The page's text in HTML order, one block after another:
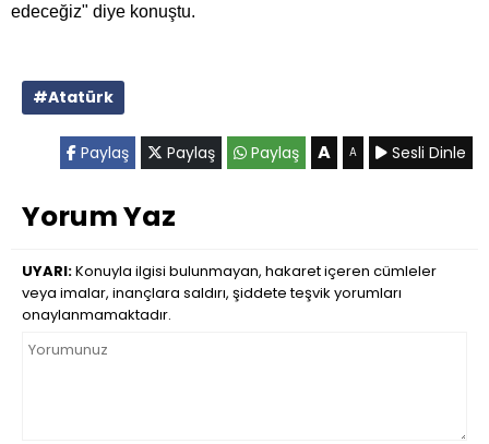
edeceğiz" diye konuştu.
#Atatürk
Paylaş Paylaş Paylaş A A Sesli Dinle
Yorum Yaz
UYARI:Konuyla ilgisi bulunmayan, hakaret içeren cümleler
veya imalar, inançlara saldırı, şiddete teşvik yorumları
onaylanmamaktadır.